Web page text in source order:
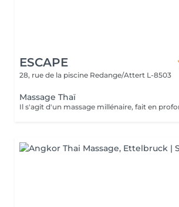
ESCAPE
28, rue de la piscine Redange/Attert L-8503
Massage Thaï